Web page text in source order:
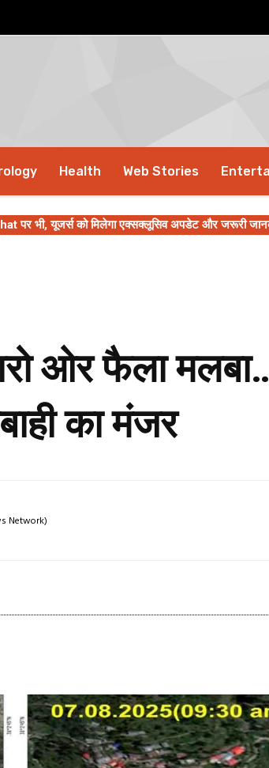
Health Web Stories
पर भी, यूजर्स को मिलेगा एक्सक्लूसिव अपडेट और जरूरी
ओर फैला
का मंजर
Network)